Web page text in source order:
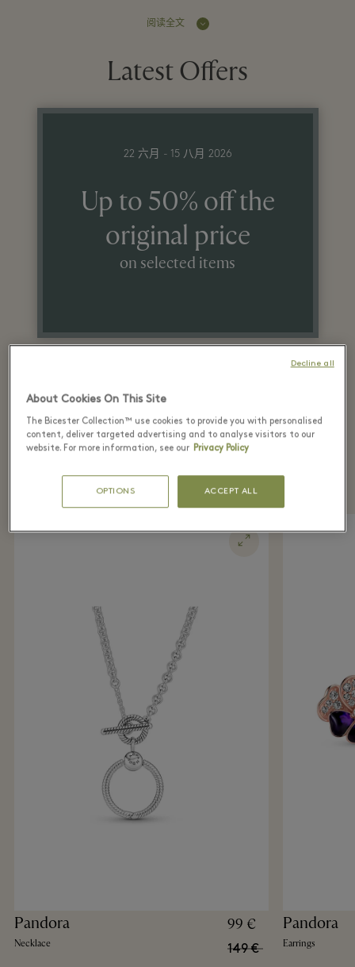
阅读全文
Latest Offers
22 六月 - 15 八月 2026
Up to 50% off the
original price
on selected items
Highlights from the
boutique
Pandora
Necklace
99 €
149 €
Pandora
Earrings
About Cookies On This Site
The Bicester Collection™ use cookies to provide you with personalised
content, deliver targeted advertising and to analyse visitors to our
website. For more information, see our Privacy Policy
OPTIONS ACCEPT ALL
Decline all